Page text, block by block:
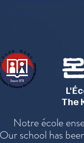
The
Notre école
Our school has